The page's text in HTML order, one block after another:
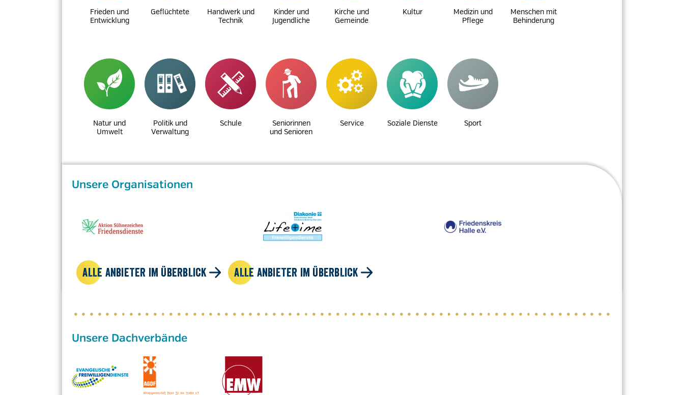
Frieden und
Entwicklung
Geflüchtete
Handwerk und
Technik
Kinder und
Jugendliche
Kirche und
Gemeinde
Kultur
Medizin und
Pflege
Menschen mit
Behinderung
Natur und
Umwelt
Politik und
Verwaltung
Schule
Seniorinnen
und Senioren
Service Soziale Dienste Sport
Unsere Organisationen
ALLE ANBIETER IM ÜBERBLICK ALLE ANBIETER IM ÜBERBLICK